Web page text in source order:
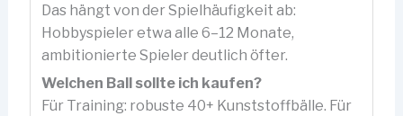
Das hängt von der Spielhäufigkeit ab:
Hobbyspieler etwa alle 6–12 Monate,
ambitionierte Spieler deutlich öfter.
Welchen Ball sollte ich kaufen?
Für Training: robuste 40+ Kunststoffbälle. Für